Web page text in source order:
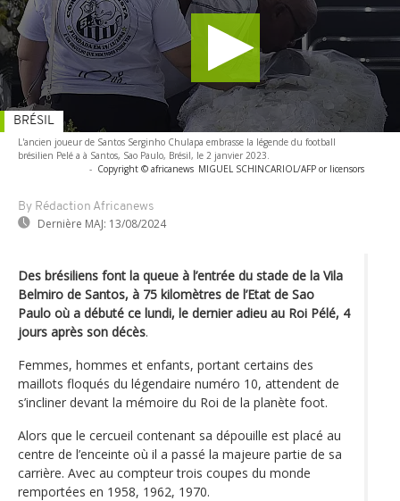
L'ancien joueur de Santos Serginho Chulapa embrasse la légende du football
brésilien Pelé a à Santos, Sao Paulo, Brésil, le 2 janvier 2023.
- Copyright © africanews MIGUEL SCHINCARIOL/AFP or licensors
By Rédaction Africanews
Dernière MAJ: 13/08/2024
BRÉSIL
Des brésiliens font la queue à l’entrée du stade de la Vila
Belmiro de Santos, à 75 kilomètres de l’Etat de Sao
Paulo où a débuté ce lundi, le dernier adieu au Roi Pélé, 4
jours après son décès.
Femmes, hommes et enfants, portant certains des
maillots floqués du légendaire numéro 10, attendent de
s’incliner devant la mémoire du Roi de la planète foot.
Alors que le cercueil contenant sa dépouille est placé au
centre de l’enceinte où il a passé la majeure partie de sa
carrière. Avec au compteur trois coupes du monde
remportées en 1958, 1962, 1970.